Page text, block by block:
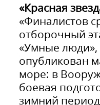
«Красная
«Финалистов
отборочный
«Умные
опубликован
море: в
боевая
зимний